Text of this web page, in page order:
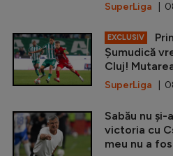
SuperLiga |
EXCLUSIV
Șumudică
Cluj!
SuperLiga |
Sabău nu
victoria cu
meu nu a